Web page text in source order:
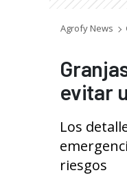
Agrofy News
evitar
Los
riesgos